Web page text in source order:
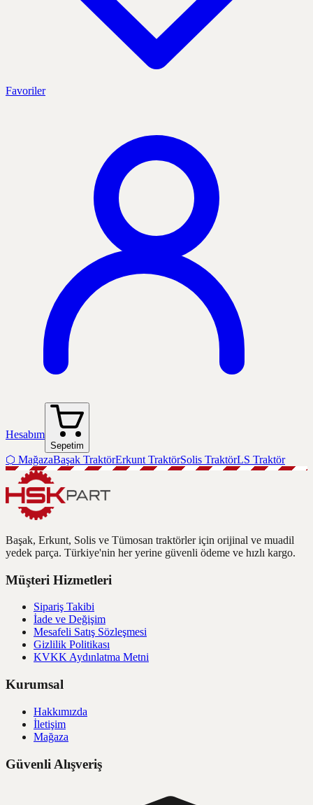
Favoriler
Hesabım
Sepetim
⬡ MağazaBaşak TraktörErkunt TraktörSolis TraktörLS Traktör
Başak, Erkunt, Solis ve Tümosan traktörler için orijinal ve muadil
yedek parça. Türkiye'nin her yerine güvenli ödeme ve hızlı kargo.
Müşteri Hizmetleri
Sipariş Takibi
İade ve Değişim
Mesafeli Satış Sözleşmesi
Gizlilik Politikası
KVKK Aydınlatma Metni
Kurumsal
Hakkımızda
İletişim
Mağaza
Güvenli Alışveriş